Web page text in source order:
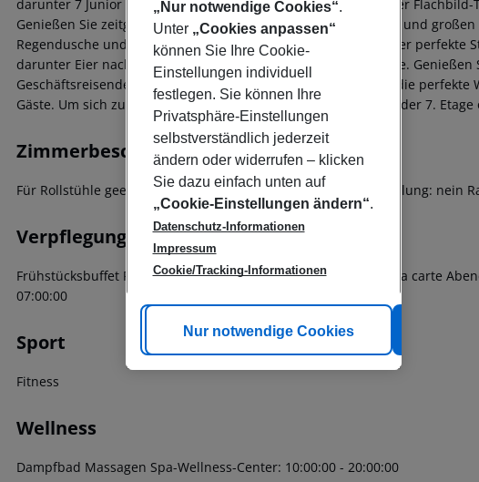
darunter 7 Junior Suiten und 1 Suite. Jedes Zimmer verfügt über
Genießen Sie zeitgenössisches Design mit poliertem Holz, Glas und
Regendusche und einem Kopfkissenmenü. Das Frühstück ist der
darunter Eier nach Wunsch zubereitet und glutenfreie Gerichte.
Geschäftsreisende ist das NH Collection Barcelona Constanza die
Gäste. Um sich zu entspannen, begeben Sie sich zum Pool auf der 7.
Zimmerbeschreibung
Für Rollstühle geeignet WLAN-Internetzugang Wiege auf Bestellung: nein
Verpflegung
Frühstücksbuffet Frühstück: 07:00:00 - 11:00:00 Mittagessen à la carte
07:00:00
Sport
Fitness
Wellness
Dampfbad Massagen Spa-Wellness-Center: 10:00:00 - 20:00:00
„Nur notwendige Cookies“.
Unter „Cookies anpassen“
können Sie Ihre Cookie-
Einstellungen individuell
festlegen. Sie können Ihre
Privatsphäre-Einstellungen
selbstverständlich jederzeit
ändern oder widerrufen – klicken
Sie dazu einfach unten auf
„Cookie-Einstellungen ändern“.
Datenschutz-Informationen
Impressum
Cookie/Tracking-Informationen
Cookie anpassen
Nur notwendige Cookies